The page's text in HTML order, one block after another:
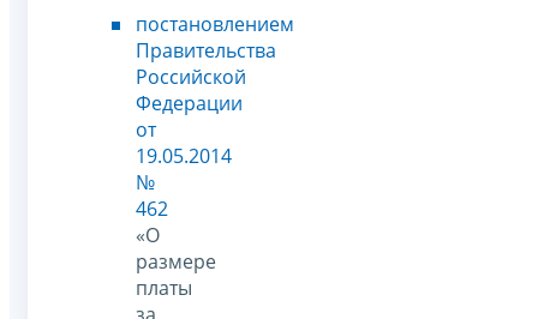
постановлением
Правительства
Российской
Федерации
от
19.05.2014
№
462
«О
размере
платы